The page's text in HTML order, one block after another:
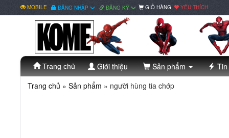
MOBILE ĐĂNG NHẬP ĐĂNG KÝ GIỎ HÀNG YÊU THÍCH
Trang chủ Giới thiệu Sản phẩm
Tin
Trang chủ » Sản phẩm » người hùng tia chớp